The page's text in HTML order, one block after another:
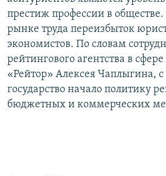
престиж профессии в обществе.
рынке труда переизбыток
экономистов. По словам
рейтингового агентства в
«Рейтор» Алексея Чаплыгина, с
государство начало политику
бюджетных и коммерческих